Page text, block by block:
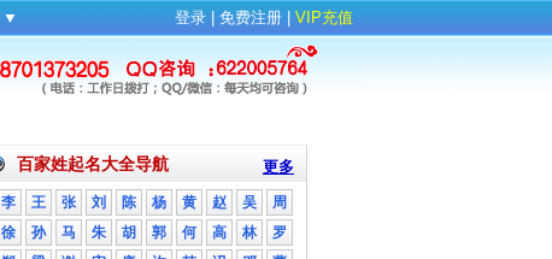
▼ 登录 免费注册 VIP充值
更多
百家姓起名大全导航
李 王 张 刘 陈 杨 黄 赵 吴
周
徐
孙 马 朱 胡 郭 何 高 林
罗